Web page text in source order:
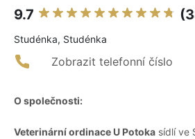
9.7
Studénka, Studénka
Zobrazit telefonní číslo
O společnosti:
Veterinární ordinace U Potoka sídlí ve